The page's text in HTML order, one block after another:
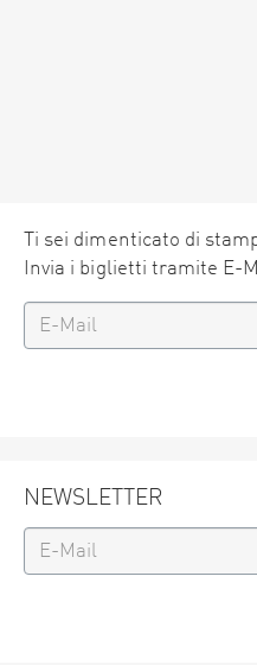
Ti sei dimenticato di
Invia i biglietti tramite E-
NEWSLETTER